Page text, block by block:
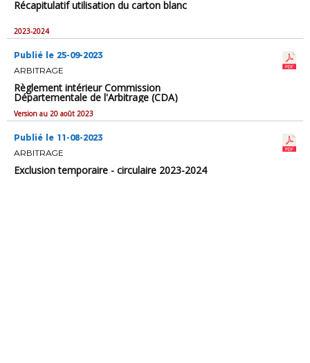
Récapitulatif utilisation du carton blanc
2023-2024
Publié le 25-09-2023
ARBITRAGE
Règlement intérieur Commission
Départementale de l'Arbitrage (CDA)
Version au 20 août 2023
Publié le 11-08-2023
ARBITRAGE
Exclusion temporaire - circulaire 2023-2024